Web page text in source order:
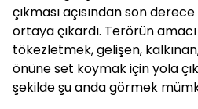
çıkması açısından son
ortaya çıkardı. Terörün
tökezletmek, gelişen,
önüne set koymak için yola
şekilde şu anda görmek